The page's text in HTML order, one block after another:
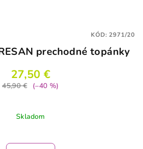
prechodné topánky
27,50 €
45,90 €
(–40 %)
Skladom
KÓD:2971/20